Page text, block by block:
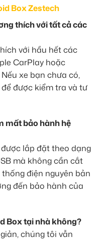
Box Zestech
thích với tất cả các
với hầu hết các
CarPlay hoặc
xe bạn chưa có,
được kiểm tra và tư
mất bảo hành hệ
lắp đặt theo dạng
mà không cần cắt
điện nguyên bản
đến bảo hành của
Box tại nhà không?
chúng tôi vẫn